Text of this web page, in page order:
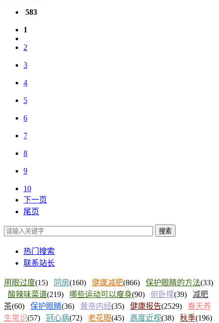
583
1
2
3
4
5
6
7
8
9
10
下一页
尾页
搜索
热门搜索
联系站长
用眼过度(15) 同房(160) 健康减肥(866) 保护眼睛的方法(33)
酸辣味菜谱(219) 哪些运动可以瘦身(90) 俯卧撑(39) 减肥
茶(60) 保护眼睛(36) 黄帝内经(35) 健康报告(2529) 春天养
生常识(57) 冠心病(72) 老花眼(45) 高度近视(38) 秋季(196)